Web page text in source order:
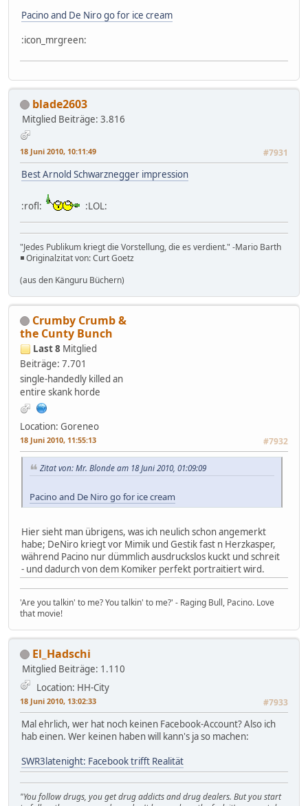
Pacino and De Niro go for ice cream
:icon_mrgreen:
blade2603
Mitglied Beiträge: 3.816
18 Juni 2010, 10:11:49 #7931
Best Arnold Schwarznegger impression
:rofl: :LOL:
"Jedes Publikum kriegt die Vorstellung, die es verdient." -Mario Barth
◾ Originalzitat von: Curt Goetz
(aus den Känguru Büchern)
Crumby Crumb &
the Cunty Bunch
Last 8 Mitglied
Beiträge: 7.701
single-handedly killed an
entire skank horde
Location: Goreneo
18 Juni 2010, 11:55:13 #7932
Zitat von: Mr. Blonde am 18 Juni 2010, 01:09:09
Pacino and De Niro go for ice cream
Hier sieht man übrigens, was ich neulich schon angemerkt
habe; DeNiro kriegt vor Mimik und Gestik fast n Herzkasper,
während Pacino nur dümmlich ausdruckslos kuckt und schreit
- und dadurch von dem Komiker perfekt portraitiert wird.
'Are you talkin' to me? You talkin' to me?' - Raging Bull, Pacino. Love
that movie!
El_Hadschi
Mitglied Beiträge: 1.110
Location: HH-City
18 Juni 2010, 13:02:33 #7933
Mal ehrlich, wer hat noch keinen Facebook-Account? Also ich
hab einen. Wer keinen haben will kann's ja so machen:
SWR3latenight: Facebook trifft Realität
"You follow drugs, you get drug addicts and drug dealers. But you start